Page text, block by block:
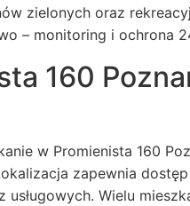
zielonych oraz
– monitoring i ochrona
160
w Promienista 160
zapewnia
usługowych. Wielu